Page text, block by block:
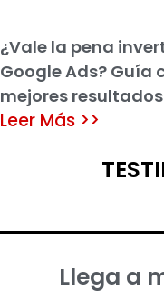
¿Vale la pena
Google Ads? Guía
mejores resultados
Leer Más >>
Llega a